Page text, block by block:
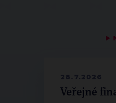
▶
28.7.2026
Veřejné